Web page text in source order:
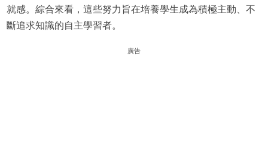
就感。綜合來看，這些努力旨在培養學生成為積極主動、不
斷追求知識的自主學習者。
廣告